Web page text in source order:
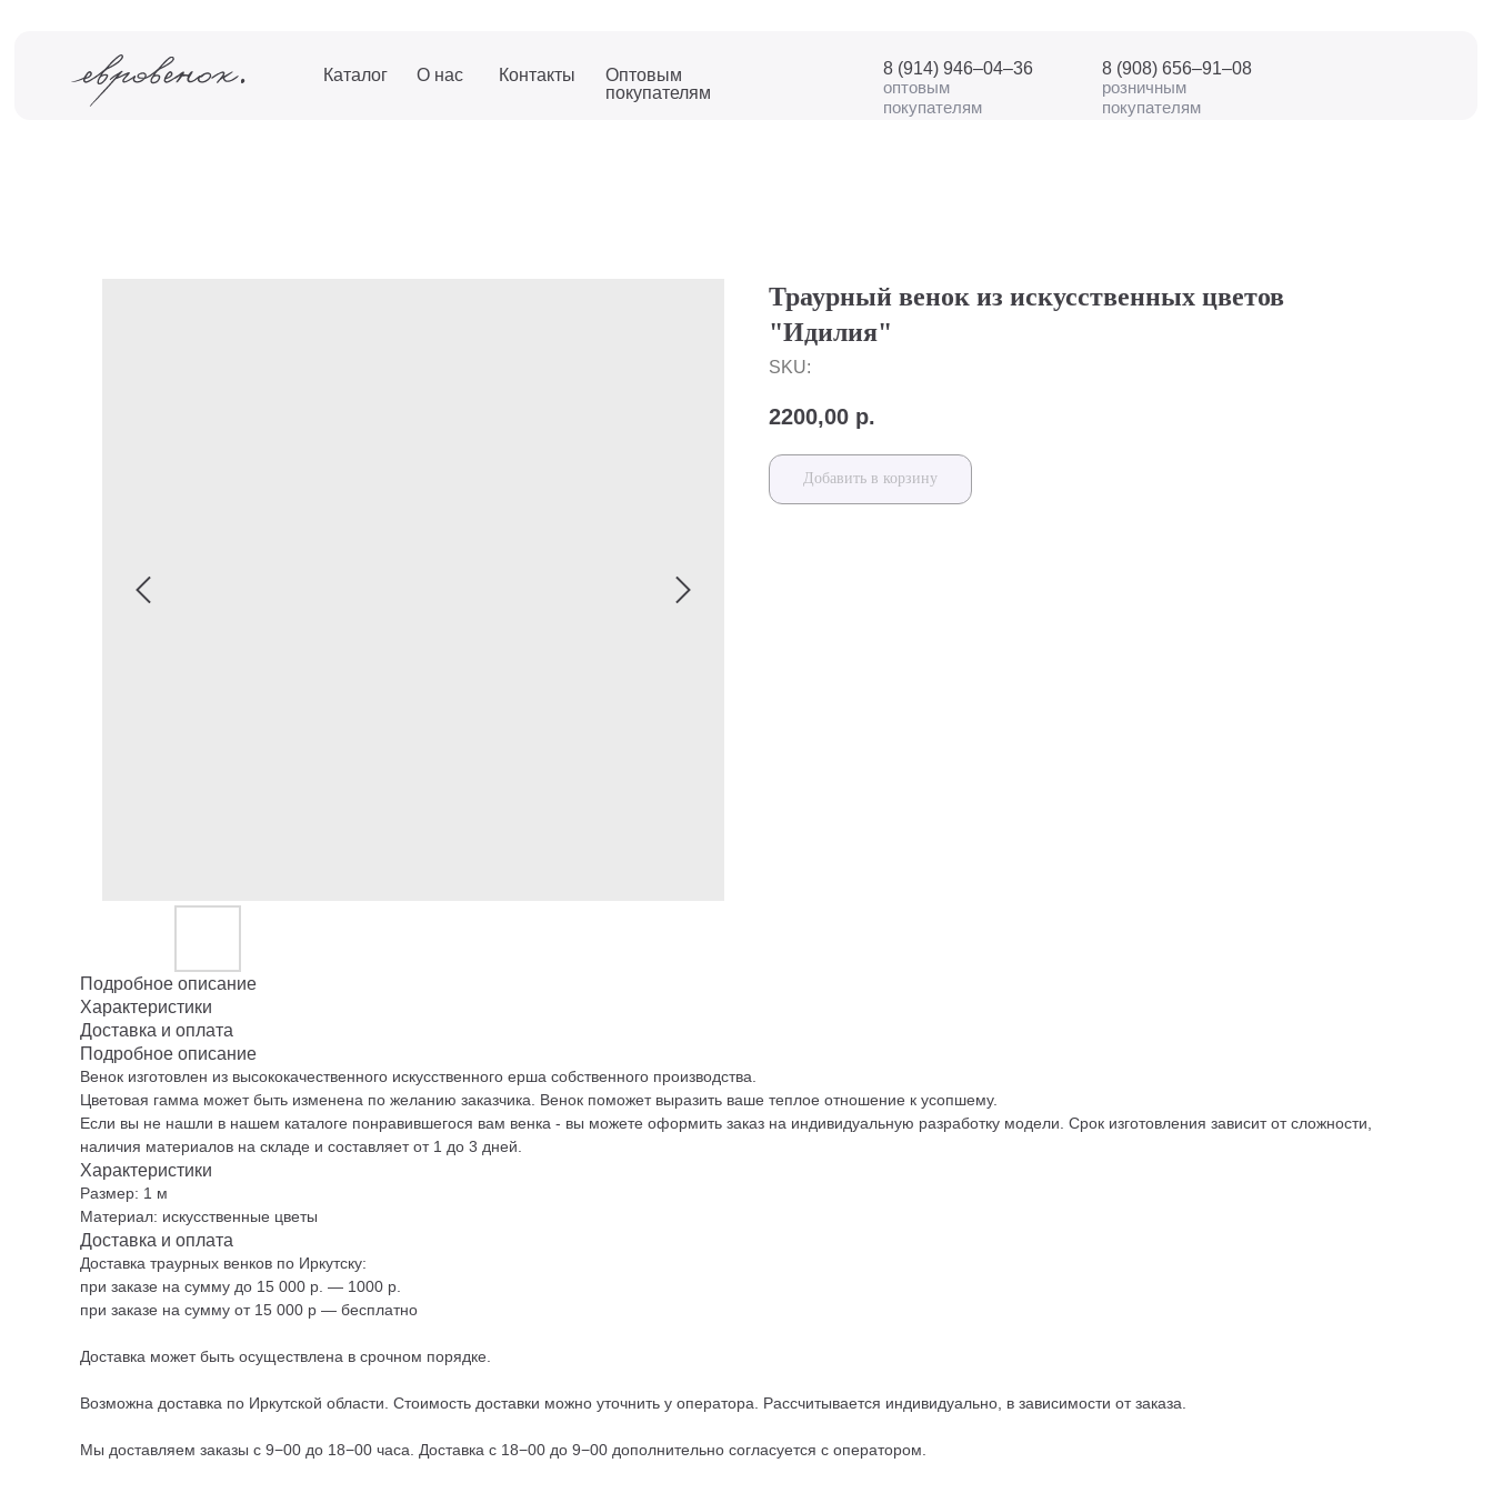
Каталог О нас Контакты
Оптовым
покупателям
8 (914) 946–04–36
оптовым
покупателям
8 (908) 656–91–08
розничным
покупателям
Траурный венок из искусственных цветов
"Идилия"
SKU:
2200,00 р.
Добавить в корзину
Подробное описание
Характеристики
Доставка и оплата
Подробное описание
Венок изготовлен из высококачественного искусственного ерша собственного производства.
Цветовая гамма может быть изменена по желанию заказчика. Венок поможет выразить ваше теплое отношение к усопшему.
Если вы не нашли в нашем каталоге понравившегося вам венка - вы можете оформить заказ на индивидуальную разработку модели. Срок изготовления зависит от сложности,
наличия материалов на складе и составляет от 1 до 3 дней.
Характеристики
Размер: 1 м
Материал: искусственные цветы
Доставка и оплата
Доставка траурных венков по Иркутску:
при заказе на сумму до 15 000 р. — 1000 р.
при заказе на сумму от 15 000 р — бесплатно
Доставка может быть осуществлена в срочном порядке.
Возможна доставка по Иркутской области. Стоимость доставки можно уточнить у оператора. Рассчитывается индивидуально, в зависимости от заказа.
Мы доставляем заказы с 9−00 до 18−00 часа. Доставка с 18−00 до 9−00 дополнительно согласуется с оператором.